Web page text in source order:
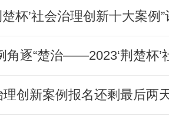
杯’社会治理创新十大案例
角逐“楚治——2023‘荆楚杯’
理创新案例报名还剩最后两